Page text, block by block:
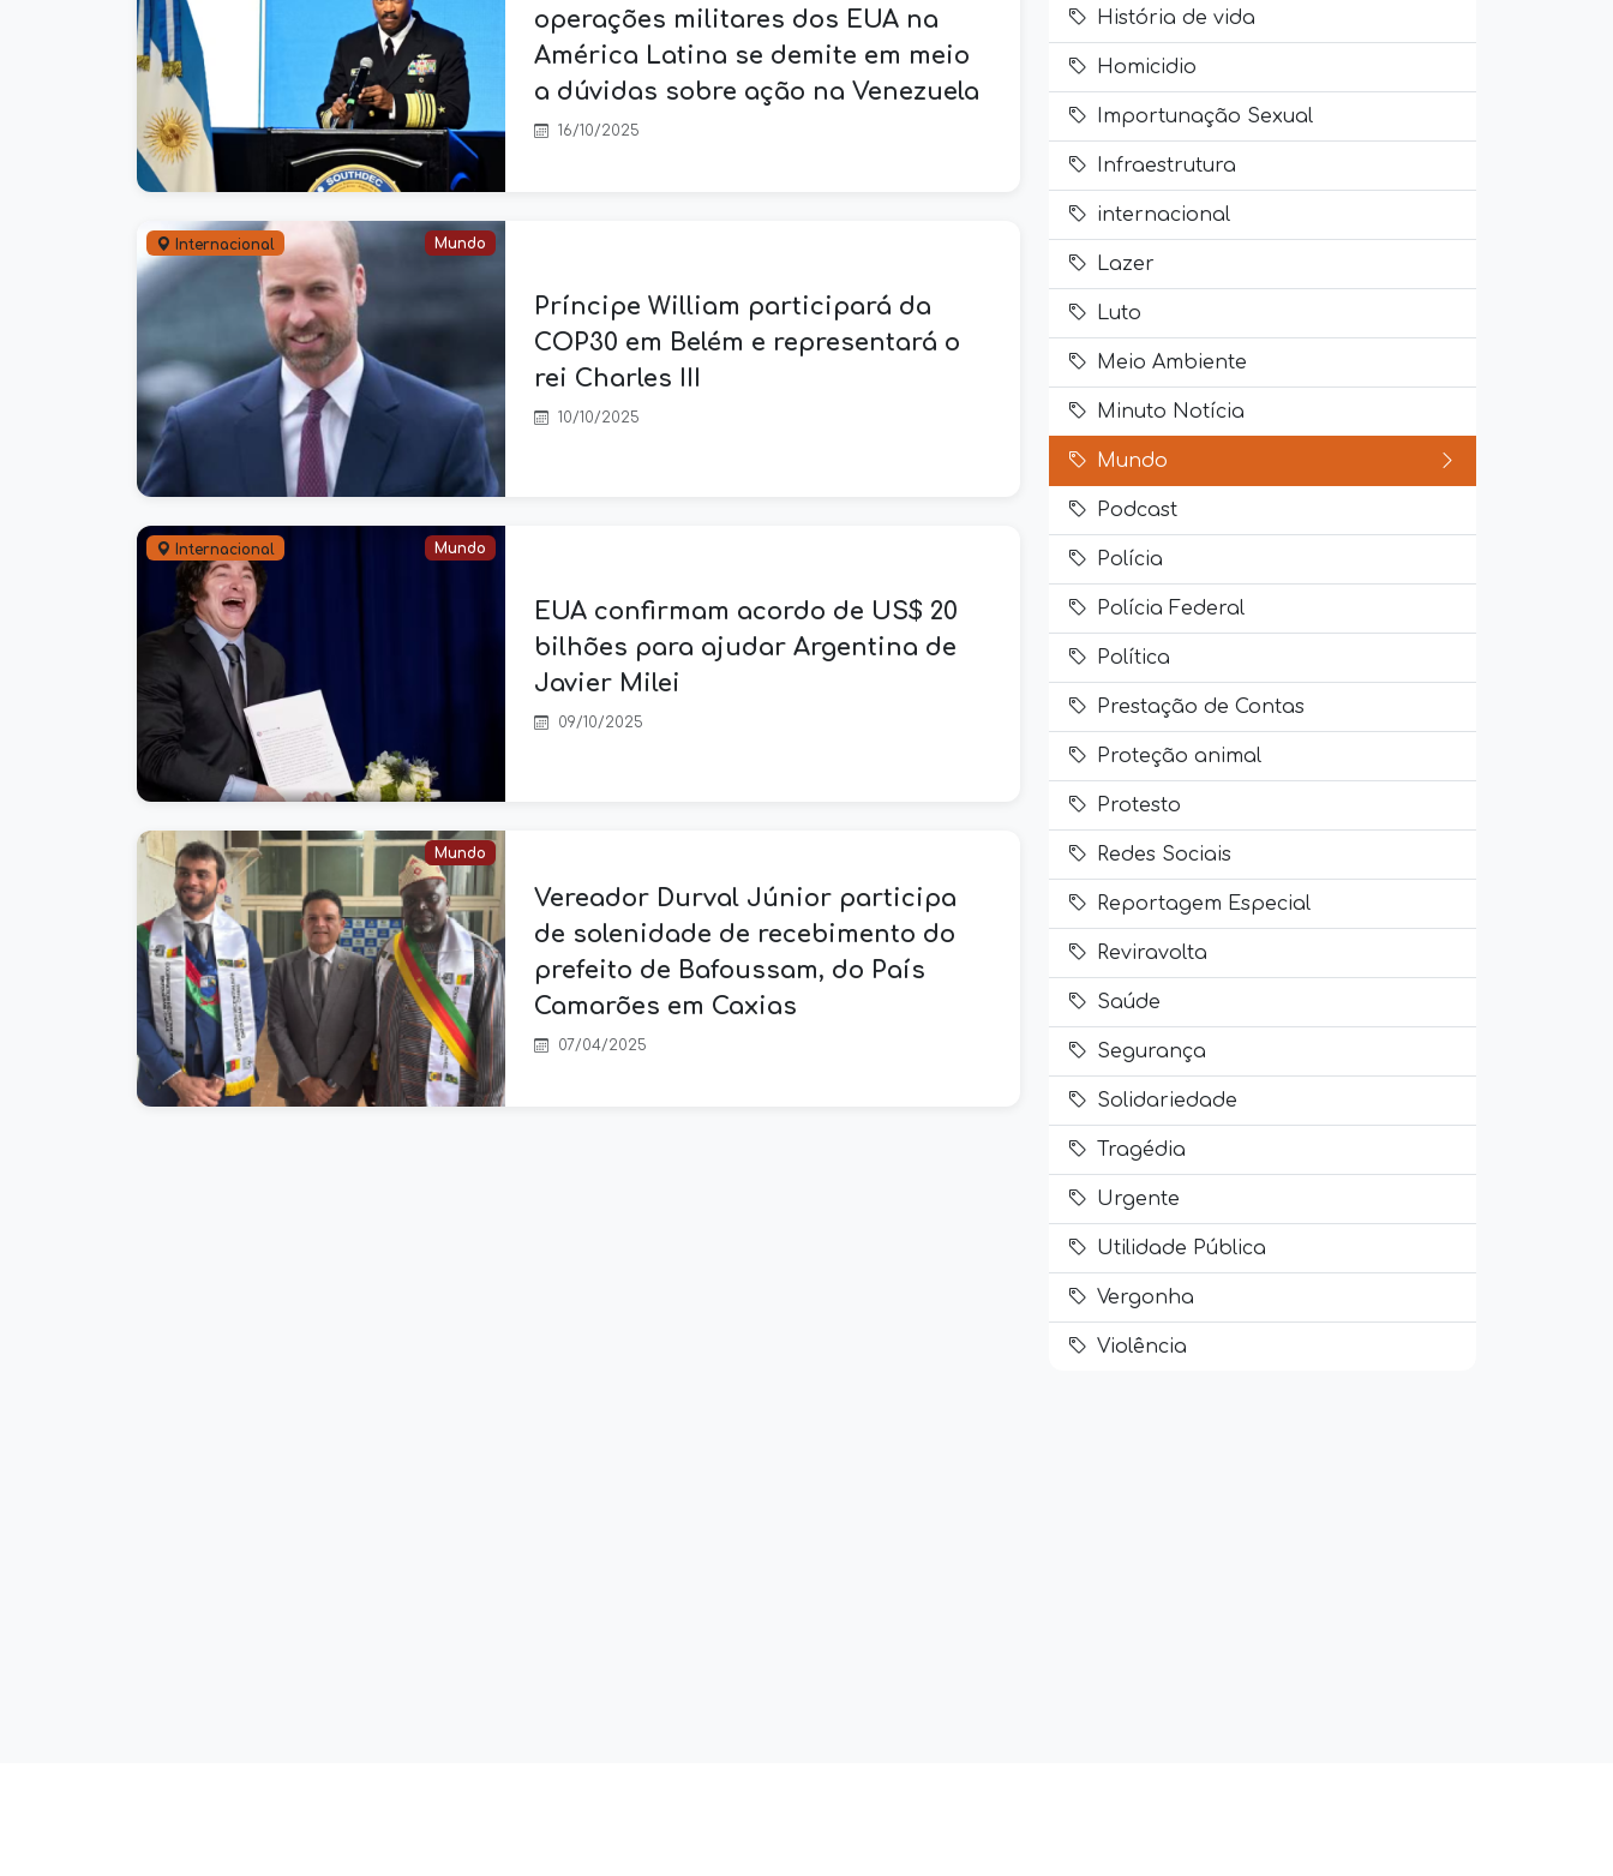
operações militares dos EUA na
América Latina se demite em meio
a dúvidas sobre ação na Venezuela
16/10/2025
Internacional Mundo
Príncipe William participará da
COP30 em Belém e representará o
rei Charles III
10/10/2025
Internacional Mundo
EUA confirmam acordo de US$ 20
bilhões para ajudar Argentina de
Javier Milei
09/10/2025
Mundo
Vereador Durval Júnior participa
de solenidade de recebimento do
prefeito de Bafoussam, do País
Camarões em Caxias
07/04/2025
História de vida
Homicidio
Importunação Sexual
Infraestrutura
internacional
Lazer
Luto
Meio Ambiente
Minuto Notícia
Mundo
Podcast
Polícia
Polícia Federal
Política
Prestação de Contas
Proteção animal
Protesto
Redes Sociais
Reportagem Especial
Reviravolta
Saúde
Segurança
Solidariedade
Tragédia
Urgente
Utilidade Pública
Vergonha
Violência